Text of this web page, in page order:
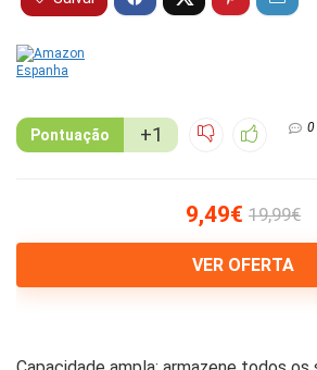
Pontuação +1 0
9,49€ 19,99€
VER OFERTA